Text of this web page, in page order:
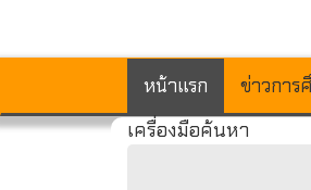
หน้าแรก ข่าวการ
เครื่องมือค้นหา